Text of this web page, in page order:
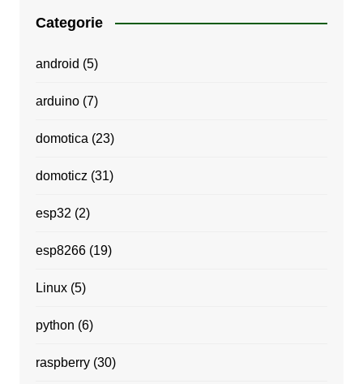
Categorie
android (5)
arduino(7)
domotica (23)
domoticz (31)
esp32 (2)
esp8266(19)
Linux(5)
python (6)
raspberry(30)